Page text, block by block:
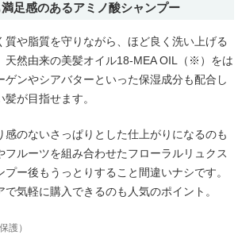
足感のあるアミノ酸シャンプー
質や脂質を守りながら、ほど良く洗い上げる
天然由来の美髪オイル18-MEA OIL（※）をは
ゲンやシアバターといった保湿成分も配合し
が目指せます。
感のないさっぱりとした仕上がりになるのも
フルーツを組み合わせたフローラルリュクス
ー後もうっとりすること間違いナシです。
気軽に購入できるのも人気のポイント。
護）